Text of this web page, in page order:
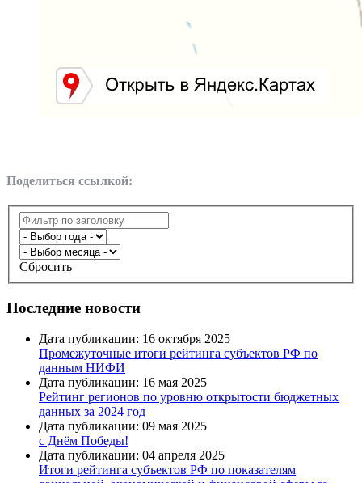
Поделиться ссылкой:
Сбросить
Последние новости
Дата публикации: 16 октября 2025
Промежуточные итоги рейтинга субъектов РФ по
данным НИФИ
Дата публикации: 16 мая 2025
Рейтинг регионов по уровню открытости бюджетных
данных за 2024 год
Дата публикации: 09 мая 2025
с Днём Победы!
Дата публикации: 04 апреля 2025
Итоги рейтинга субъектов РФ по показателям